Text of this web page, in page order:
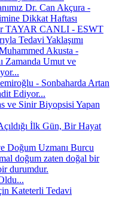
Dr. Can Akçura -
Dikkat Haftası
TAYAR CANLI - ESWT
Tedavi Yaklaşımı
Akusta -
Zamanda Umut ve
- Sonbaharda Artan
Ediyor...
ve Sinir Biyopsisi Yapan
İlk Gün, Bir Hayat
Doğum Uzmanı Burcu
doğum zaten doğal bir
durumdur.
Kateterli Tedavi